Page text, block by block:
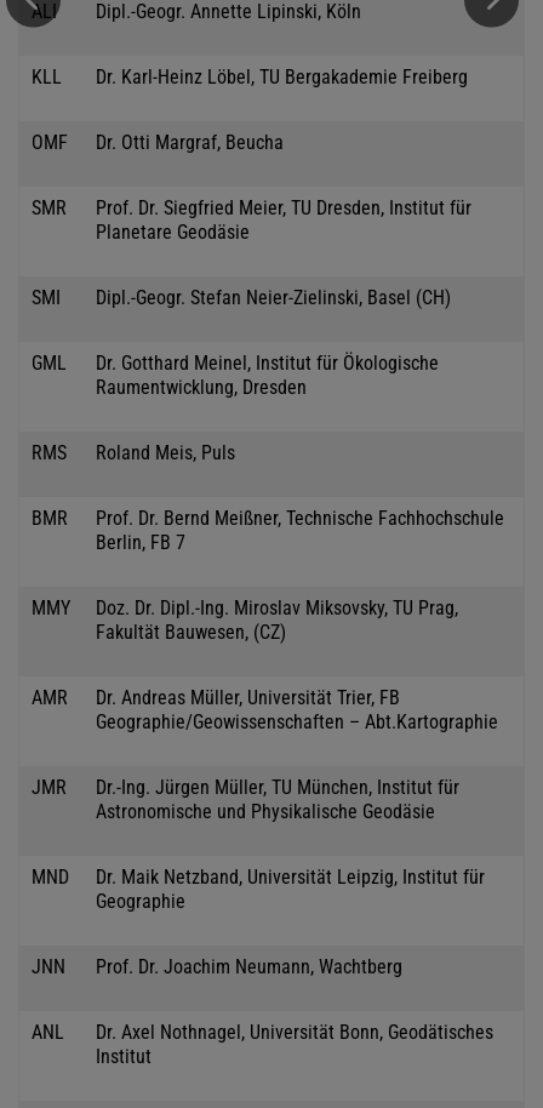
ALI Dipl.-Geogr. Annette Lipinski, Köln
KLL Dr. Karl-Heinz Löbel, TU Bergakademie Freiberg
OMF Dr. Otti Margraf, Beucha
SMR
Prof. Dr. Siegfried Meier, TU Dresden, Institut für
Planetare Geodäsie
SMI Dipl.-Geogr. Stefan Neier-Zielinski, Basel (CH)
GML
Dr. Gotthard Meinel, Institut für Ökologische
Raumentwicklung, Dresden
RMS Roland Meis, Puls
BMR
Prof. Dr. Bernd Meißner, Technische Fachhochschule
Berlin, FB 7
MMY
Doz. Dr. Dipl.-Ing. Miroslav Miksovsky, TU Prag,
Fakultät Bauwesen, (CZ)
AMR
Dr. Andreas Müller, Universität Trier, FB
Geographie/Geowissenschaften – Abt.Kartographie
JMR
Dr.-Ing. Jürgen Müller, TU München, Institut für
Astronomische und Physikalische Geodäsie
MND
Dr. Maik Netzband, Universität Leipzig, Institut für
Geographie
JNN Prof. Dr. Joachim Neumann, Wachtberg
ANL
Dr. Axel Nothnagel, Universität Bonn, Geodätisches
Institut